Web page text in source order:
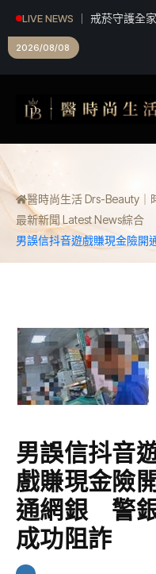
LIVE NEWS 戒菸守護全
2026/08/08
醫時尚生活 Drs-Beauty
最新新聞 Latest News綜合
男誤信抖音遊戲賺現金險
男誤信抖音
戲賺現金險開
通網銀 警
成功阻詐